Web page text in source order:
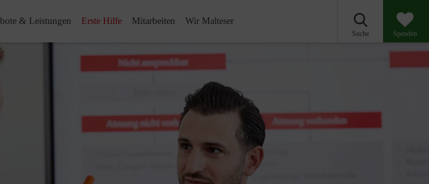
& Leistungen Erste Hilfe Mitarbeiten Wir Malteser
Suche Spenden